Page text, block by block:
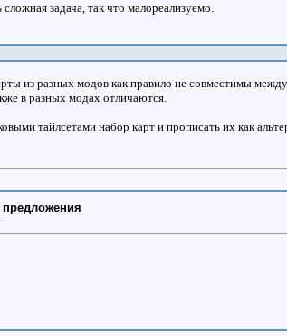
задача, так что малореализуемо.
из разных модов как правило не совместимы
в разных модах отличаются.
тайлсетами набор карт и прописать их как